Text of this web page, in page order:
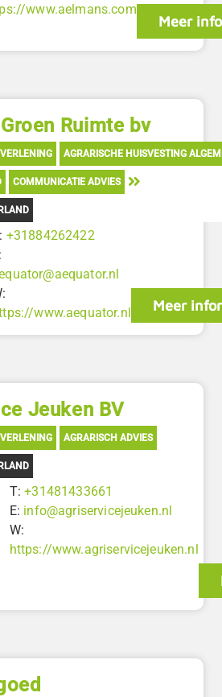
www.aelmans.com
Meer
Ruimte bv
AGRARISCHE HUISVESTING
COMMUNICATIE ADVIES
+31884262422
www.aequator.nl
Meer
Jeuken BV
AGRARISCH ADVIES
T:+31481433661
E: info@agriservicejeuken.nl
W:
https://www.agriservicejeuken.nl